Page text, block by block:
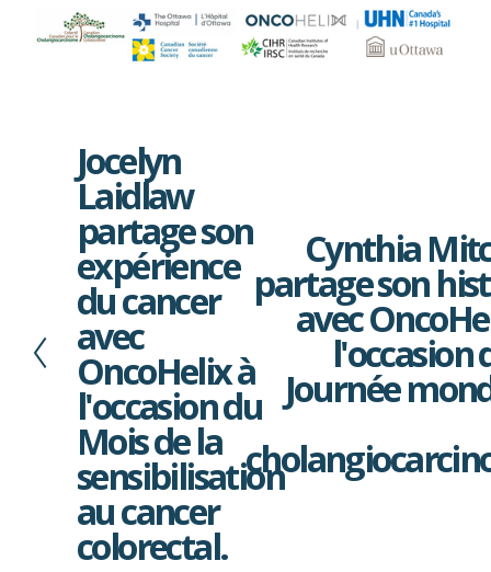
P
r
é
c
é
d
e
t
Jocelyn
Laidlaw
partage son
expérience
du cancer
avec
OncoHelix à
l'occasion du
Mois de la
sensibilisation
au cancer
colorectal.
S
n
t
Cynthia
partage son
avec
l'occasion
Journée